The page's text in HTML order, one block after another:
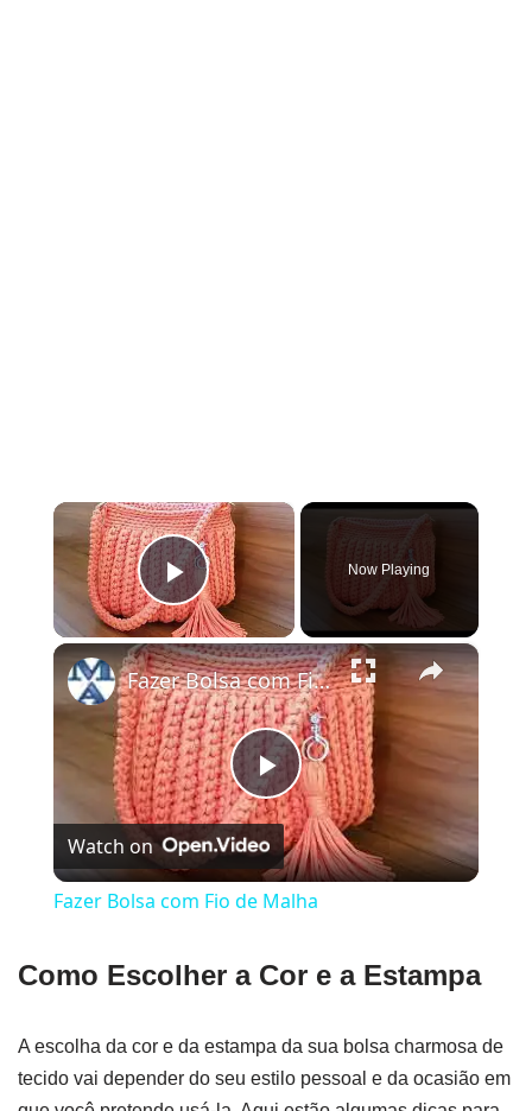
×
Play Video
Now Playing
×
Play
Video
Fazer Bolsa com Fio de Malha
Watch on
Fazer Bolsa com Fio de Malha
Como Escolher a Cor e a Estampa
A escolha da cor e da estampa da sua bolsa charmosa de
tecido vai depender do seu estilo pessoal e da ocasião em